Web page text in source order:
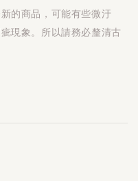
的商品，可能有些微汙
現象。所以請務必釐清古